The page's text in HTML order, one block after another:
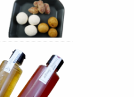
生成される天
）が良き製品
とです。塩麹
とブレンドし
次の食のステ